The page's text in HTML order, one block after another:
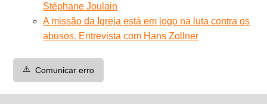
Stéphane Joulain
A missão da Igreja está em jogo na luta contra os
abusos. Entrevista com Hans Zollner
⚠️ Comunicar erro